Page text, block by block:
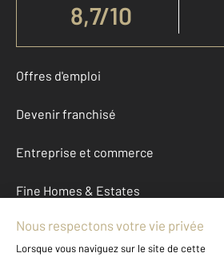
8,7/10
Offres d'emploi
Devenir franchisé
Entreprise et commerce
Fine Homes & Estates
À propos